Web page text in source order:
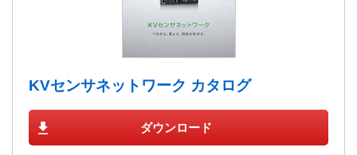
KVセンサネットワーク カタログ
ダウンロード